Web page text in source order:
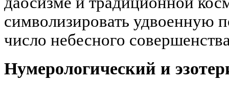
символизировать удвоенную
число небесного
Нумерологический и